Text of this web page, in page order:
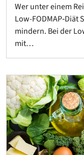
Wer unter einem
Low-
mindern. Bei der
mit…